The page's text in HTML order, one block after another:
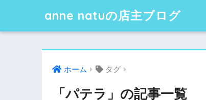
anne natuの店主ブログ
ホーム タグ
「パテラ」の記事一覧